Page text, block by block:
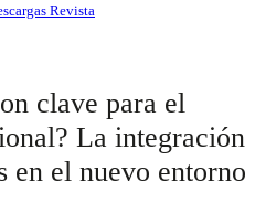
Revista
clave para el
La integración
en el nuevo entorno